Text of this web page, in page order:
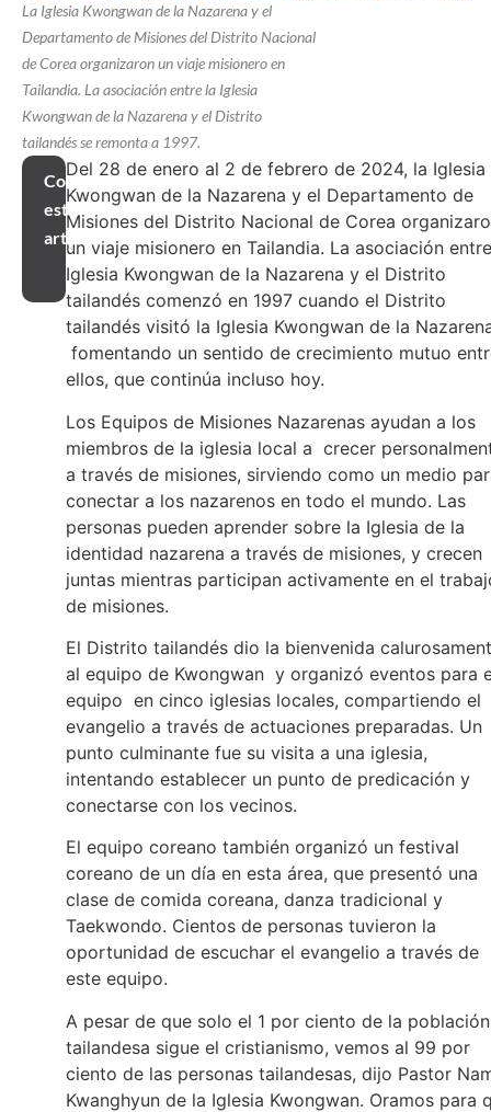
La Iglesia Kwongwan de la Nazarena y el
Departamento de Misiones del Distrito Nacional
de Corea organizaron un viaje misionero en
Tailandia. La asociación entre la Iglesia
Kwongwan de la Nazarena y el Distrito
tailandés se remonta a 1997.
Compartir
este
artículo
Del 28 de enero al 2 de febrero de 2024, la Iglesia
Kwongwan de la Nazarena y el Departamento de
Misiones del Distrito Nacional de Corea
un viaje misionero en Tailandia. La asociación
Iglesia Kwongwan de la Nazarena y el Distrito
tailandés comenzó en 1997 cuando el Distrito
tailandés visitó la Iglesia Kwongwan de la
fomentando un sentido de crecimiento mutuo
ellos, que continúa incluso hoy.
Los Equipos de Misiones Nazarenas ayudan a los
miembros de la iglesia local a crecer
a través de misiones, sirviendo como un medio
conectar a los nazarenos en todo el mundo. Las
personas pueden aprender sobre la Iglesia de la
identidad nazarena a través de misiones, y crecen
juntas mientras participan activamente en el
de misiones.
El Distrito tailandés dio la bienvenida
al equipo de Kwongwan y organizó eventos para
equipo en cinco iglesias locales, compartiendo el
evangelio a través de actuaciones preparadas. Un
punto culminante fue su visita a una iglesia,
intentando establecer un punto de predicación y
conectarse con los vecinos.
El equipo coreano también organizó un festival
coreano de un día en esta área, que presentó una
clase de comida coreana, danza tradicional y
Taekwondo. Cientos de personas tuvieron la
oportunidad de escuchar el evangelio a través de
este equipo.
A pesar de que solo el 1 por ciento de la población
tailandesa sigue el cristianismo, vemos al 99 por
ciento de las personas tailandesas, dijo Pastor
Kwanghyun de la Iglesia Kwongwan. Oramos para